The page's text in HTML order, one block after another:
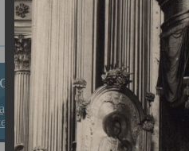
за веру в
на Севере”